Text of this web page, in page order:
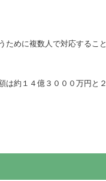
ために複数人で対応すること
は約１４億３０００万円と２